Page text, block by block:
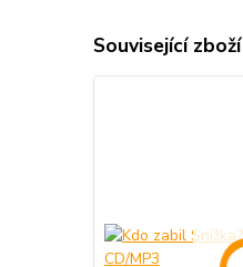
Související zboží